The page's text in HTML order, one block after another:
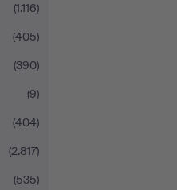
(1.116)
(405)
(390)
(9)
(404)
(2.817)
(535)